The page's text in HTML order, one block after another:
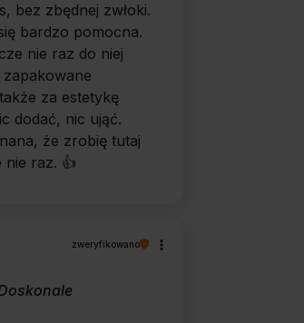
bez zbędnej zwłoki.
bardzo pomocna.
nie raz do niej
za estetykę
dodać, nic ująć.
że zrobię tutaj
nie raz. 👍️
zweryfikowano